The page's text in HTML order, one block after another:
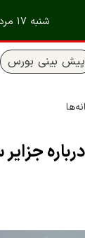
شنبه ۱۷ مرداد ۱۴۰۵
پیش بینی بورس
جزایر